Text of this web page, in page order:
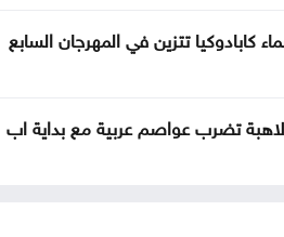
كابادوكيا تتزين في المهرجان السابع
تضرب عواصم عربية مع بداية اب